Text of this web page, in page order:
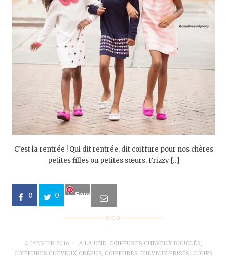
C’est la rentrée ! Qui dit rentrée, dit coiffure pour nos chères
petites filles ou petites sœurs. Frizzy […]
0 0 Save
4 JANVIER 2016 A LA UNE, COIFFURES CHEVEUX BOUCLÉS,
COIFFURES CHEVEUX CRÉPUS, COIFFURES CHEVEUX FRISÉS , COUPS